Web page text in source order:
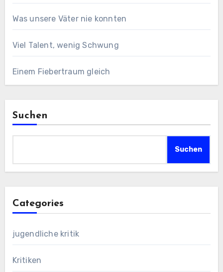
Was unsere Väter nie konnten
Viel Talent, wenig Schwung
Einem Fiebertraum gleich
Suchen
Suchen
Categories
jugendliche kritik
Kritiken